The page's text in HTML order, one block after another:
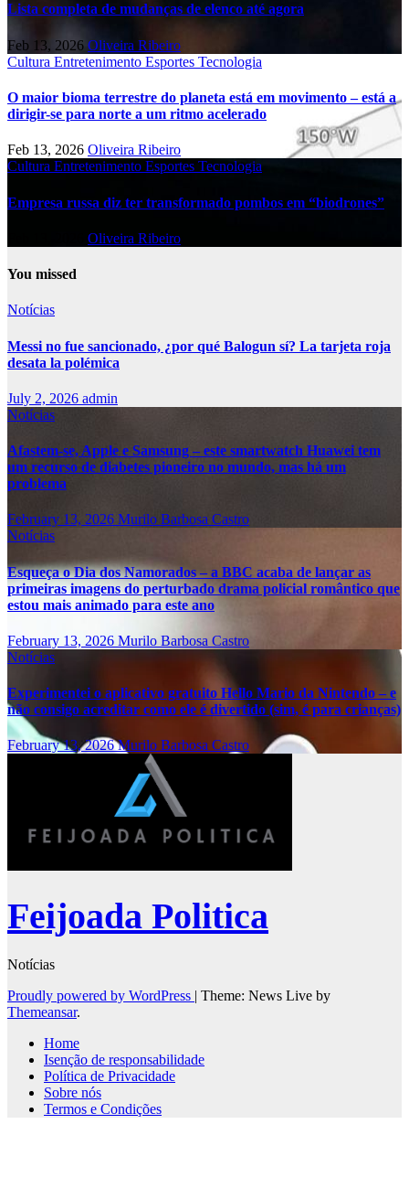
Lista completa de mudanças de elenco até agora
Feb 13, 2026 Oliveira Ribeiro
Cultura Entretenimento Esportes Tecnologia
O maior bioma terrestre do planeta está em movimento – está a
dirigir-se para norte a um ritmo acelerado
Feb 13, 2026 Oliveira Ribeiro
Cultura Entretenimento Esportes Tecnologia
Empresa russa diz ter transformado pombos em “biodrones”
Oliveira Ribeiro
You missed
Notícias
Messi no fue sancionado, ¿por qué Balogun sí? La tarjeta roja
desata la polémica
July 2, 2026 admin
Notícias
Afastem-se, Apple e Samsung – este smartwatch Huawei tem
um recurso de diabetes pioneiro no mundo, mas há um
problema
February 13, 2026 Murilo Barbosa Castro
Notícias
Esqueça o Dia dos Namorados – a BBC acaba de lançar as
primeiras imagens do perturbado drama policial romântico que
estou mais animado para este ano
February 13, 2026 Murilo Barbosa Castro
Notícias
Experimentei o aplicativo gratuito Hello Mario da Nintendo – e
não consigo acreditar como ele é divertido (sim, é para crianças)
February 13, 2026Murilo Barbosa Castro
Feijoada Politica
Notícias
Proudly powered by WordPress | Theme: News Live by
Themeansar.
Home
Isenção de responsabilidade
Política de Privacidade
Sobre nós
Termos e Condições